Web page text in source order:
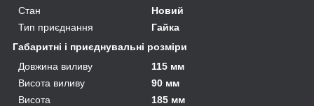
Стан
Новий
Тип приєднання
Гайка
Габаритні і приєднувальні розміри
Довжина виливу
115 мм
Висота виливу
90 мм
Висота
185 мм